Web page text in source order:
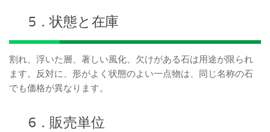
5．状態と在庫
割れ、浮いた層、著しい風化、欠けがある石は用途が限られ
ます。反対に、形がよく状態のよい一点物は、同じ名称の石
でも価格が異なります。
6．販売単位